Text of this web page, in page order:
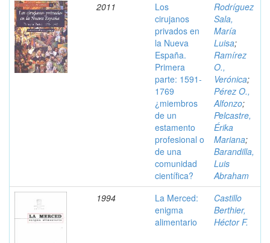
2011
Los
cirujanos
privados en
la Nueva
España.
Primera
parte: 1591-
1769
¿miembros
de un
estamento
profesional o
de una
comunidad
científica?
Rodríguez
Sala,
María
Luisa;
Ramírez
O.,
Verónica;
Pérez O.,
Alfonzo;
Pelcastre,
Érika
Mariana;
Barandilla,
Luis
Abraham
1994
La Merced:
enigma
alimentario
Castillo
Berthier,
Héctor F.